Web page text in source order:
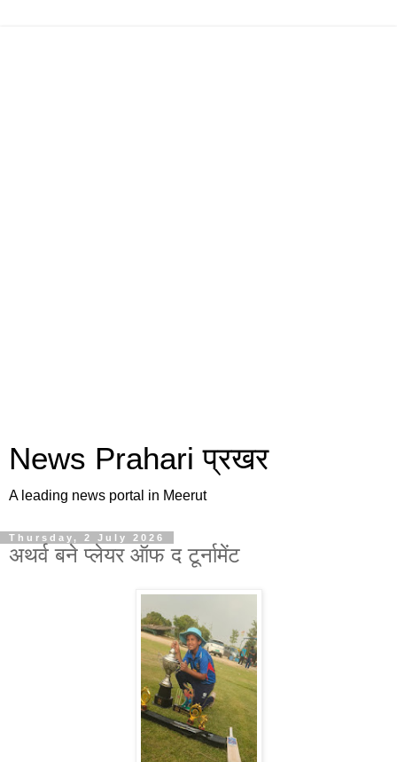
News Prahari प्रखर
A leading news portal in Meerut
Thursday, 2 July 2026
अथर्व बने प्लेयर ऑफ द टूर्नामेंट